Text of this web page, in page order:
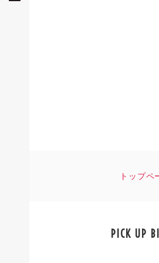
トップペ
PICK UP